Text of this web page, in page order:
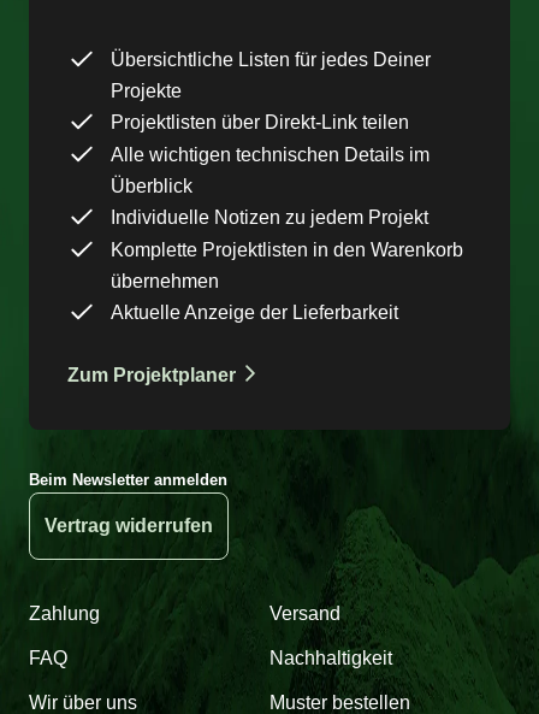
Übersichtliche Listen für jedes Deiner
Projekte
Projektlisten über Direkt-Link teilen
Alle wichtigen technischen Details im
Überblick
Individuelle Notizen zu jedem Projekt
Komplette Projektlisten in den Warenkorb
übernehmen
Aktuelle Anzeige der Lieferbarkeit
Zum Projektplaner
Beim Newsletter anmelden
Vertrag widerrufen
Zahlung Versand
FAQ Nachhaltigkeit
Wir über uns Muster bestellen